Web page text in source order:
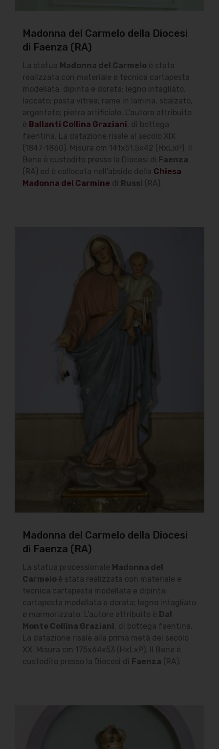
Madonna del Carmelo della Diocesi
di Faenza (RA)
La statua Madonna del Carmelo è stata
realizzata con materiale e tecnica cartapesta
modellata, dipinta e dorata; legno intagliato,
laccato; pasta vitrea; rame in lamina, sbalzato,
argentato; pietra artificiale. L'autore attribuito
è Ballanti Collina Graziani, di bottega
faentina. La datazione risale al secolo XIX
(1847-1860). Misura cm 141x51,5x42 (HxLxP). Il
Bene è custodito presso la Diocesi di Faenza
(RA) ed è collocata nell'abside della Chiesa
Madonna del Carmine di Russi (RA).
Madonna del Carmelo della Diocesi
di Faenza (RA)
La statua processionale Madonna del
Carmelo è stata realizzata con materiale e
tecnica cartapesta modellata e dipinta;
cartapesta modellata e dorata; legno intagliato
e marmorizzato. L'autore attribuito è Dal
Monte Collina Graziani, di bottega faentina.
La datazione risale alla prima metà del secolo
XX. Misura cm 175x64x53 (HxLxP). Il Bene è
custodito presso la Diocesi di Faenza (RA).